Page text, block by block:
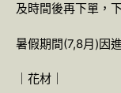
及時間後再下單，
暑假期間(7,8月)因
｜花材｜